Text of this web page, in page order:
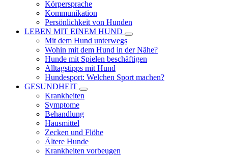
Körpersprache
Kommunikation
Persönlichkeit von Hunden
LEBEN MIT EINEM HUND
Mit dem Hund unterwegs
Wohin mit dem Hund in der Nähe?
Hunde mit Spielen beschäftigen
Alltagstipps mit Hund
Hundesport: Welchen Sport machen?
GESUNDHEIT
Krankheiten
Symptome
Behandlung
Hausmittel
Zecken und Flöhe
Ältere Hunde
Krankheiten vorbeugen